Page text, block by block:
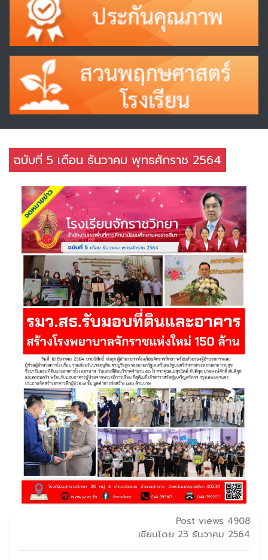
ฉบับที่ 5 เดือน ธันวาคม พุทธศักราช 2564
Post views 4908
เขียนโดย 23 ธันวาคม 2564